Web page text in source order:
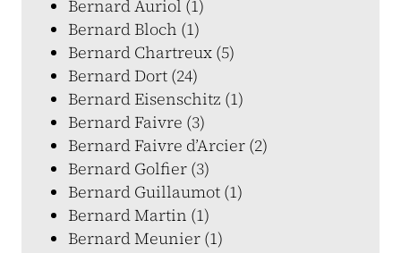
Bernard Auriol (1)
Bernard Bloch (1)
Bernard Chartreux (5)
Bernard Dort (24)
Bernard Eisenschitz (1)
Bernard Faivre (3)
Bernard Faivre d’Arcier (2)
Bernard Golfier (3)
Bernard Guillaumot (1)
Bernard Martin (1)
Bernard Meunier (1)